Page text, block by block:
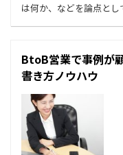
は何か、などを論点とし
BtoB営業で事例が
書き方ノウハウ